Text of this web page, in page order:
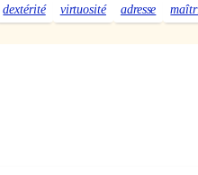
dextérité virtuosité adresse